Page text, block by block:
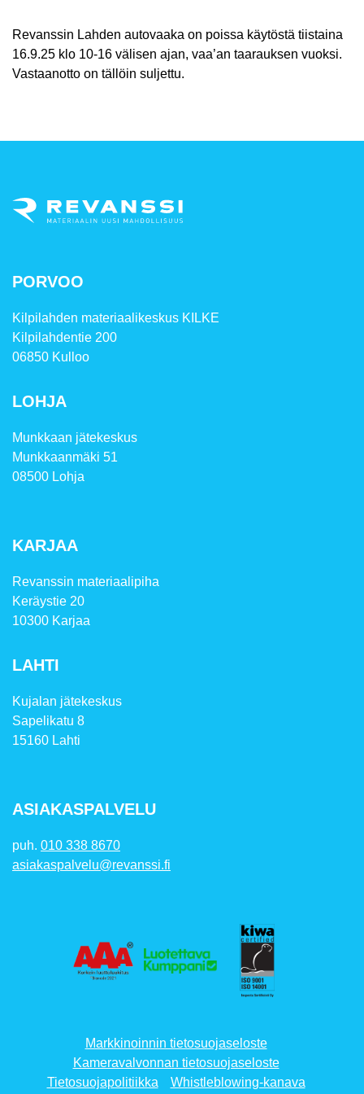
Revanssin Lahden autovaaka on poissa käytöstä tiistaina
16.9.25 klo 10-16 välisen ajan, vaa’an taarauksen vuoksi.
Vastaanotto on tällöin suljettu.
PORVOO
Kilpilahden materiaalikeskus KILKE
Kilpilahdentie 200
06850 Kulloo
LOHJA
Munkkaan jätekeskus
Munkkaanmäki 51
08500 Lohja
KARJAA
Revanssin materiaalipiha
Keräystie 20
10300 Karjaa
LAHTI
Kujalan jätekeskus
Sapelikatu 8
15160 Lahti
ASIAKASPALVELU
puh. 010 338 8670
asiakaspalvelu@revanssi.fi
Markkinoinnin tietosuojaseloste
Kameravalvonnan tietosuojaseloste
Tietosuojapolitiikka
Whistleblowing-kanava